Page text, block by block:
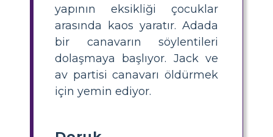
yapının eksikliği çocuklar
arasında kaos yaratır. Adada
bir canavarın söylentileri
dolaşmaya başlıyor. Jack ve
av partisi canavarı öldürmek
için yemin ediyor.